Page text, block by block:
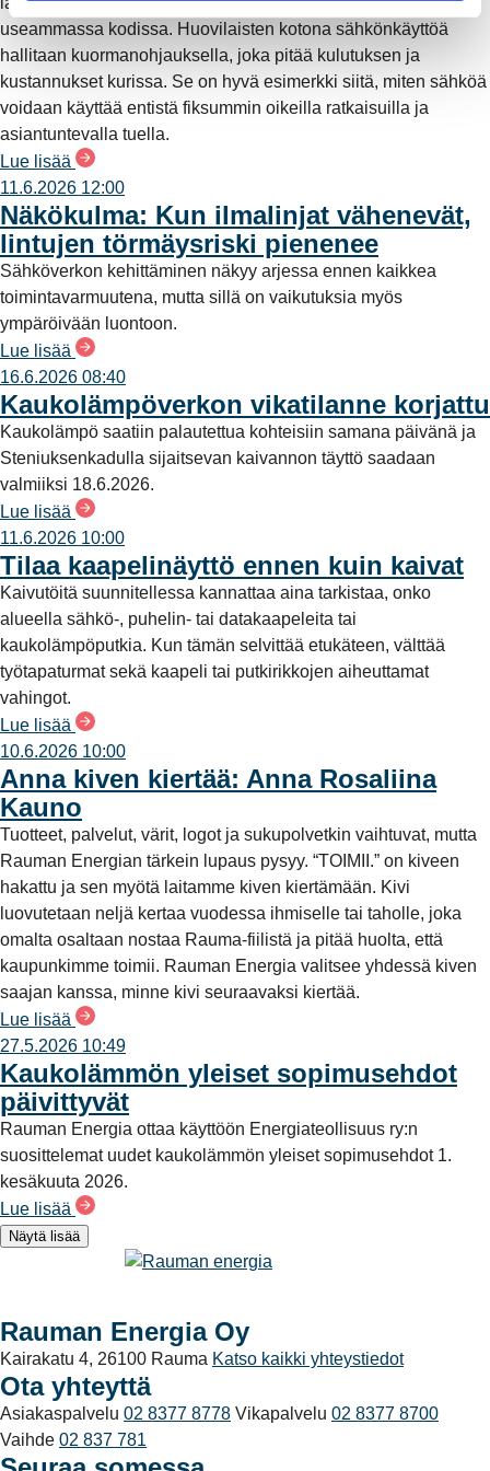
useammassa kodissa. Huovilaisten kotona sähkönkäyttöä
hallitaan kuormanohjauksella, joka pitää kulutuksen ja
kustannukset kurissa. Se on hyvä esimerkki siitä, miten sähköä
voidaan käyttää entistä fiksummin oikeilla ratkaisuilla ja
asiantuntevalla tuella.
Lue lisää
11.6.2026 12:00
Näkökulma: Kun ilmalinjat vähenevät,
lintujen törmäysriski pienenee
Sähköverkon kehittäminen näkyy arjessa ennen kaikkea
toimintavarmuutena, mutta sillä on vaikutuksia myös
ympäröivään luontoon.
Lue lisää
16.6.2026 08:40
Kaukolämpöverkon vikatilanne korjattu
Kaukolämpö saatiin palautettua kohteisiin samana päivänä ja
Steniuksenkadulla sijaitsevan kaivannon täyttö saadaan
valmiiksi 18.6.2026.
Lue lisää
11.6.2026 10:00
Tilaa kaapelinäyttö ennen kuin kaivat
Kaivutöitä suunnitellessa kannattaa aina tarkistaa, onko
alueella sähkö-, puhelin- tai datakaapeleita tai
kaukolämpöputkia. Kun tämän selvittää etukäteen, välttää
työtapaturmat sekä kaapeli tai putkirikkojen aiheuttamat
vahingot.
Lue lisää
10.6.2026 10:00
Anna kiven kiertää: Anna Rosaliina
Kauno
Tuotteet, palvelut, värit, logot ja sukupolvetkin vaihtuvat, mutta
Rauman Energian tärkein lupaus pysyy. “TOIMII.” on kiveen
hakattu ja sen myötä laitamme kiven kiertämään. Kivi
luovutetaan neljä kertaa vuodessa ihmiselle tai taholle, joka
omalta osaltaan nostaa Rauma-fiilistä ja pitää huolta, että
kaupunkimme toimii. Rauman Energia valitsee yhdessä kiven
saajan kanssa, minne kivi seuraavaksi kiertää.
Lue lisää
27.5.2026 10:49
Kaukolämmön yleiset sopimusehdot
päivittyvät
Rauman Energia ottaa käyttöön Energiateollisuus ry:n
suosittelemat uudet kaukolämmön yleiset sopimusehdot 1.
kesäkuuta 2026.
Lue lisää
Näytä lisää
Rauman Energia Oy
Kairakatu 4, 26100 Rauma Katso kaikki yhteystiedot
Ota yhteyttä
Asiakaspalvelu 02 8377 8778 Vikapalvelu 02 8377 8700
Vaihde 02 837 781